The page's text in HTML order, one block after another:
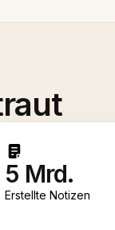
5 Mrd.
Erstellte Notizen